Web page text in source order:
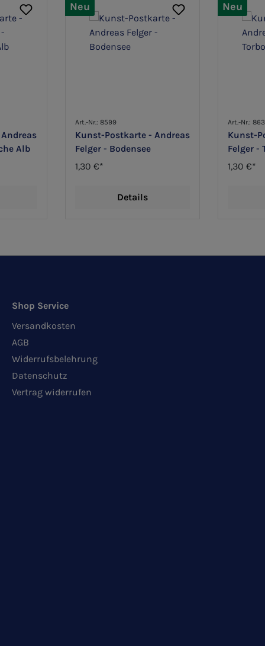
Alb
Neu
Art.-Nr.: 8599
Kunst-Postkarte - Andreas
Felger - Bodensee
1,30 €*
Details
Neu
Art.-Nr.:
Kunst-
Felger -
1,30 €*
Shop Service
Versandkosten
AGB
Widerrufsbelehrung
Datenschutz
Vertrag widerrufen